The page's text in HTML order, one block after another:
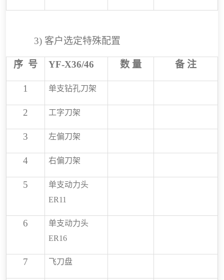
3) 客户选定特殊配置
序 号 YF-X36/46 数 量 备 注
1 单支钻孔刀架
2 工字刀架
3 左偏刀架
4 右偏刀架
5
单支动力头
ER11
6
单支动力头
ER16
7 飞刀盘